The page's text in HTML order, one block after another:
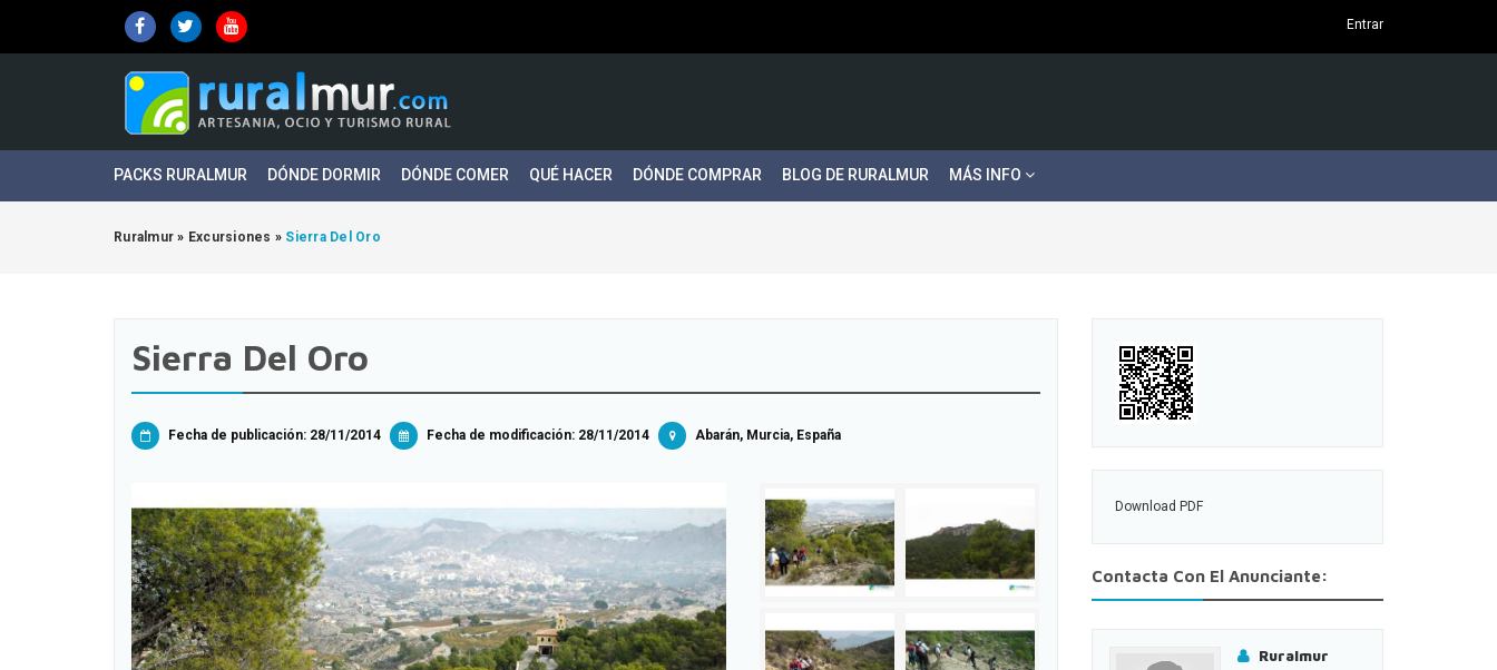
Entrar
PACKS RURALMUR DÓNDE DORMIR DÓNDE COMER QUÉ HACER DÓNDE COMPRAR BLOG DE RURALMUR MÁS INFO
Ruralmur » Excursiones » Sierra Del Oro
Sierra Del Oro
Fecha de publicación: 28/11/2014 Fecha de modificación: 28/11/2014 Abarán, Murcia, España
Download PDF
Contacta Con El Anunciante:
Ruralmur